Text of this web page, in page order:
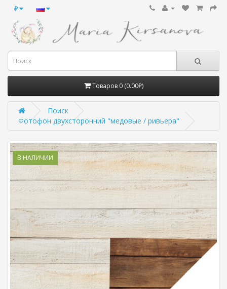
₽
Товаров 0 (0.00₽)
Поиск
Фотофон двухсторонний "медовые / ривьера"
В НАЛИЧИИ